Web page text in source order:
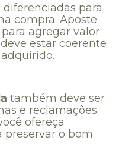
para
compra. Aposte
agregar valor
estar coerente
também deve ser
e reclamações.
ofereça
preservar o bom